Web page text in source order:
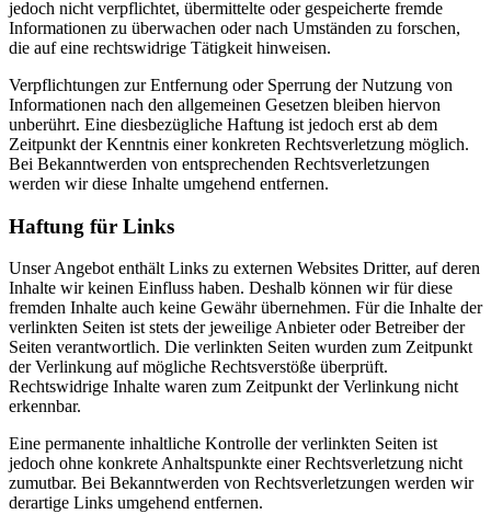
jedoch nicht verpflichtet, übermittelte oder gespeicherte fremde
Informationen zu überwachen oder nach Umständen zu forschen,
die auf eine rechtswidrige Tätigkeit hinweisen.
Verpflichtungen zur Entfernung oder Sperrung der Nutzung von
Informationen nach den allgemeinen Gesetzen bleiben hiervon
unberührt. Eine diesbezügliche Haftung ist jedoch erst ab dem
Zeitpunkt der Kenntnis einer konkreten Rechtsverletzung möglich.
Bei Bekanntwerden von entsprechenden Rechtsverletzungen
werden wir diese Inhalte umgehend entfernen.
Haftung für Links
Unser Angebot enthält Links zu externen Websites Dritter, auf deren
Inhalte wir keinen Einfluss haben. Deshalb können wir für diese
fremden Inhalte auch keine Gewähr übernehmen. Für die Inhalte der
verlinkten Seiten ist stets der jeweilige Anbieter oder Betreiber der
Seiten verantwortlich. Die verlinkten Seiten wurden zum Zeitpunkt
der Verlinkung auf mögliche Rechtsverstöße überprüft.
Rechtswidrige Inhalte waren zum Zeitpunkt der Verlinkung nicht
erkennbar.
Eine permanente inhaltliche Kontrolle der verlinkten Seiten ist
jedoch ohne konkrete Anhaltspunkte einer Rechtsverletzung nicht
zumutbar. Bei Bekanntwerden von Rechtsverletzungen werden wir
derartige Links umgehend entfernen.